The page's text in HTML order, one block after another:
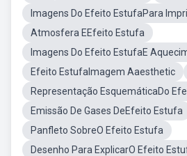
Imagens Do Efeito EstufaPara
Atmosfera EEfeito Estufa
Imagens Do Efeito EstufaE
Efeito EstufaImagem Aaesthetic
Representação EsquemáticaDo
Emissão De Gases DeEfeito Estufa
Panfleto SobreO Efeito Estufa
Desenho Para ExplicarO Efeito